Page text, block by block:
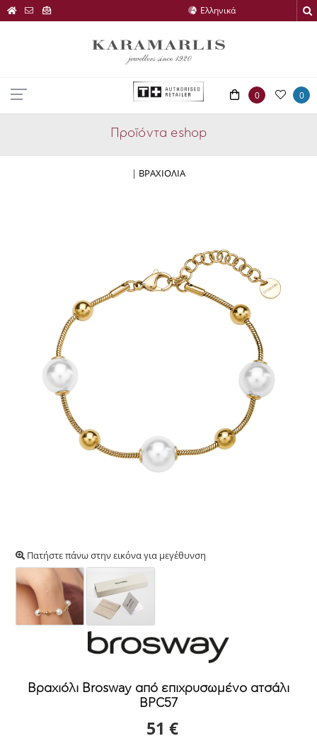
0 0
Προϊόντα eshop
| ΒΡΑΧΙΟΛΙΑ
Πατήστε πάνω στην εικόνα για μεγέθυνση
Βραχιόλι Brosway από επιχρυσωμένο ατσάλι
BPC57
51 €